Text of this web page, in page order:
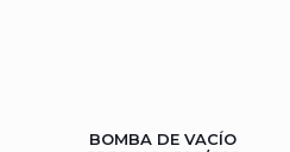
BOMBA DE VACÍO